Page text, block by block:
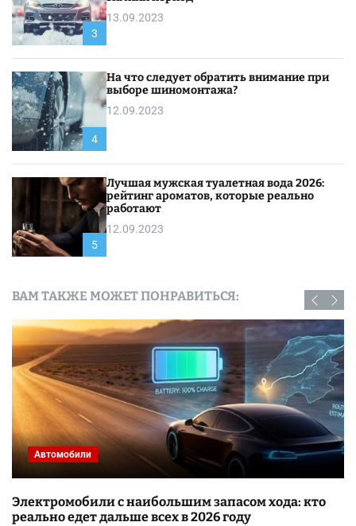
3
13.09.2023
4
На что следует обратить внимание при
выборе шиномонтажа?
12.09.2023
5
Лучшая мужская туалетная вода 2026:
рейтинг ароматов, которые реально
работают
12.09.2023
ВАМ ТАКЖЕ МОЖЕТ ПОНРАВИТЬСЯ:
Автомобили
Электромобили с наибольшим запасом хода: кто
реально едет дальше всех в 2026 году